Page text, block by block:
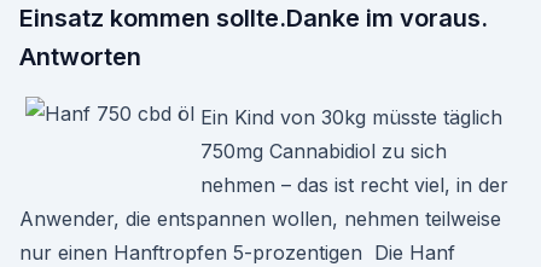
Einsatz kommen sollte.Danke im voraus.
Antworten
Ein Kind von 30kg müsste täglich
750mg Cannabidiol zu sich
nehmen – das ist recht viel, in der
Anwender, die entspannen wollen, nehmen teilweise
nur einen Hanftropfen 5-prozentigen Die Hanf